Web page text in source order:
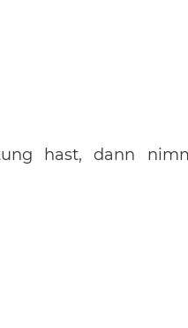
hast, dann